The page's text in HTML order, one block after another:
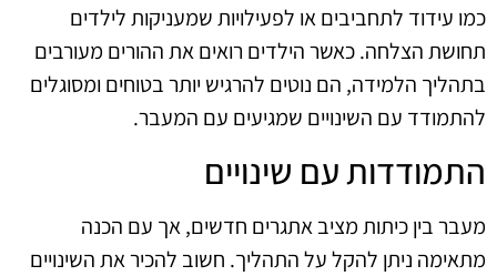
כמו עידוד לתחביבים או לפעילויות שמעניקות לילדים
תחושת הצלחה. כאשר הילדים רואים את ההורים מעורבים
בתהליך הלמידה, הם נוטים להרגיש יותר בטוחים ומסוגלים
להתמודד עם השינויים שמגיעים עם המעבר.
התמודדות עם שינויים
מעבר בין כיתות מציב אתגרים חדשים, אך עם הכנה
מתאימה ניתן להקל על התהליך. חשוב להכיר את השינויים